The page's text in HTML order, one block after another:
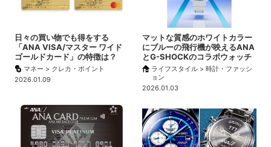
日々の買い物でも得をする
「ANA VISA/マスター ワイド
ゴールドカード」の特徴は？
マネー > クレカ・ポイント
2026.01.09
マットな質感のホワイトカラー
にブルーの飛行機が映えるANA
とG-SHOCKのコラボウォッチ
ライフスタイル > 時計・ファッシ
ョン
2026.01.03